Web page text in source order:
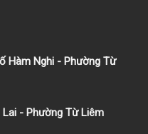
Hàm Nghi - Phường Từ
Lai - Phường Từ Liêm